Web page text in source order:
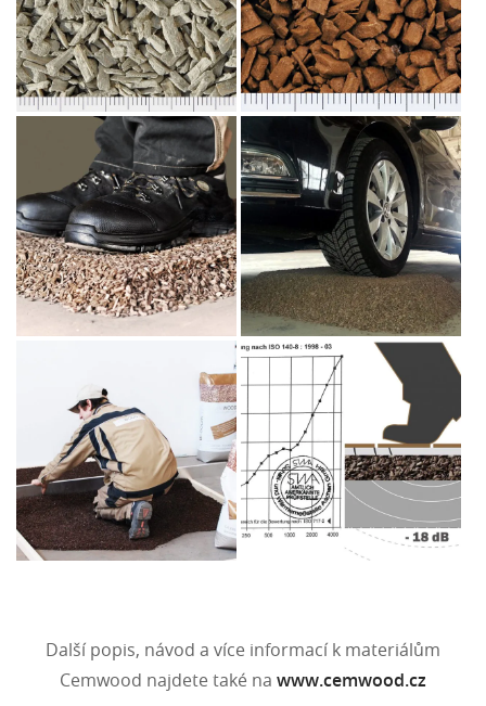
Další popis, návod a více informací k materiálům
Cemwood najdete také na www.cemwood.cz